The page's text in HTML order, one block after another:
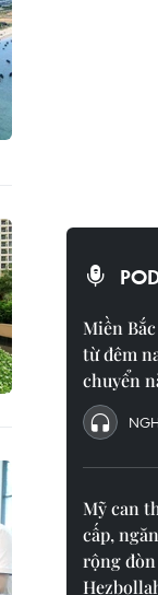
Miền
từ đêm
chuyển
Mỹ can
cấp,
rộng